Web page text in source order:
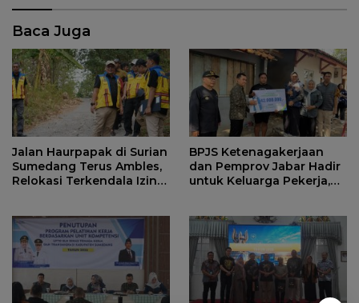
Baca Juga
Jalan Haurpapak di Surian
Sumedang Terus Ambles,
Relokasi Terkendala Izin
BPJS Ketenagakerjaan
dan Pemprov Jabar Hadir
untuk Keluarga Pekerja,